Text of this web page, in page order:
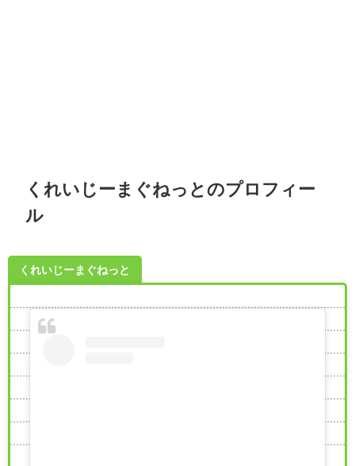
くれいじーまぐねっとのプロフィー
ル
くれいじーまぐねっと